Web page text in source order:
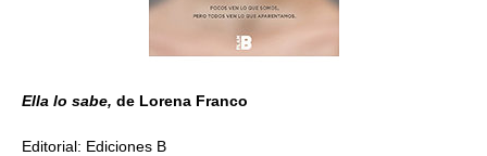
Ella lo sabe, de Lorena Franco
Editorial: Ediciones B